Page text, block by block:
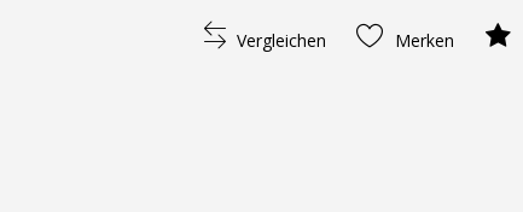
Vergleichen Merken